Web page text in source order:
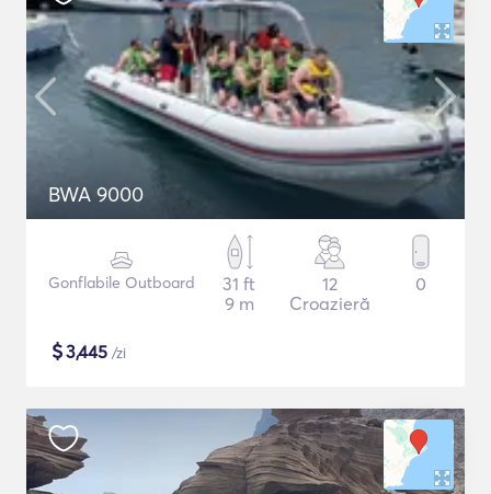
BWA 9000
Gonflabile Outboard
31 ft
9 m
12
Croazieră
0
$3,445 /zi